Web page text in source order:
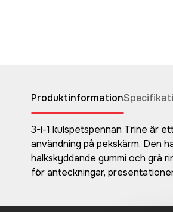
Produktinformation
3-i-1 kulspetspennan Trine är
användning på pekskärm. Den
halkskyddande gummi och grå
för anteckningar,